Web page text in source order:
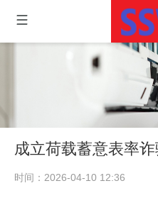
成立荷载蓄意表率
时间：2026-04-10 12:36